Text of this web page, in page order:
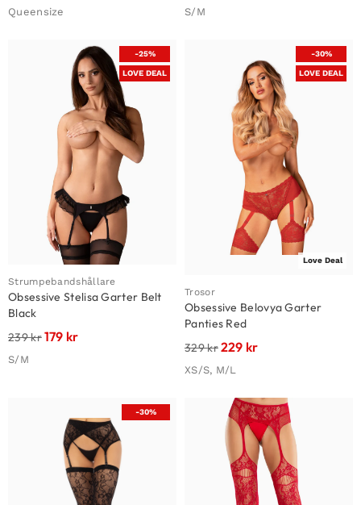
Queensize S/M
-25%
LOVE DEAL
Strumpebandshållare
Obsessive Stelisa Garter Belt
Black
239kr179 kr
S/M
-30%
LOVE DEAL
Love Deal
Trosor
Obsessive Belovya Garter
Panties Red
329kr229 kr
XS/S, M/L
-30%